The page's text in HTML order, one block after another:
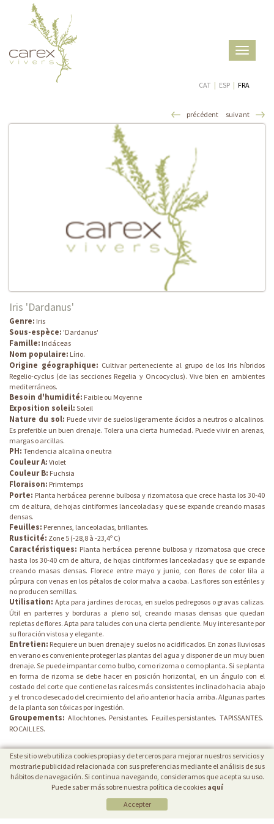
Toggle
CAT | ESP | FRA
précédent suivant
Iris 'Dardanus'
Genre: Iris
Sous-espèce: 'Dardanus'
Famille: Iridáceas
Nom populaire: Lírio.
Origine géographique: Cultivar perteneciente al grupo de los Iris híbridos
Regelio-cyclus (de las secciones Regelia y Oncocyclus). Vive bien en ambientes
mediterráneos.
Besoin d'humidité: Faible ou Moyenne
Exposition soleil: Soleil
Nature du sol: Puede vivir de suelos ligeramente ácidos a neutros o alcalinos.
Es preferible un buen drenaje. Tolera una cierta humedad. Puede vivir en arenas,
margas o arcillas.
PH: Tendencia alcalina o neutra
Couleur A: Violet
Couleur B: Fuchsia
Floraison: Primtemps
Porte: Planta herbácea perenne bulbosa y rizomatosa que crece hasta los 30-40
cm de altura, de hojas cintiformes lanceoladas y que se expande creando masas
densas.
Feuilles: Perennes, lanceoladas, brillantes.
Rusticité: Zone 5 (-28,8 à -23,4º C)
Caractéristiques: Planta herbácea perenne bulbosa y rizomatosa que crece
hasta los 30-40 cm de altura, de hojas cintiformes lanceoladas y que se expande
creando masas densas. Florece entre mayo y junio, con flores de color lila a
púrpura con venas en los pétalos de color malva a caoba. Las flores son estériles y
no producen semillas.
Utilisation: Apta para jardines de rocas, en suelos pedregosos o gravas calizas.
Útil en parterres y borduras a pleno sol, creando masas densas que quedan
repletas de flores. Apta para taludes con una cierta pendiente. Muy interesante por
su floración vistosa y elegante.
Entretien: Requiere un buen drenaje y suelos no acidificados. En zonas lluviosas
en verano es conveniente proteger las plantas del agua y disponer de un muy buen
drenaje. Se puede impantar como bulbo, como rizoma o como planta. Si se planta
en forma de rizoma se debe hacer en posición horizontal, en un ángulo con el
costado del corte que contiene las raíces más consistentes inclinado hacia abajo
y el tronco desecado del crecimiento del año anterior hacía arriba. Algunas partes
de la planta son tóxicas por ingestión.
Groupements: Allochtones. Persistantes. Feuilles persistantes. TAPISSANTES.
ROCAILLES.
| PROTECTION DE DONNÉES
Este sitio web utiliza cookies propias y de terceros para mejorar nuestros servicios y
mostrarle publicidad relacionada con sus preferencias mediante el análisis de sus
hábitos de navegación. Si continua navegando, consideramos que acepta su uso.
Puede saber más sobre nuestra política de cookies aquí
Accepter